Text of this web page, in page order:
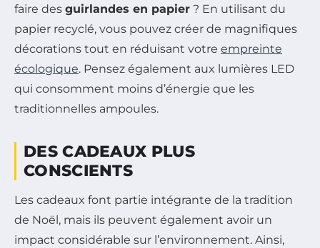
faire des guirlandes en papier ? En utilisant du
papier recyclé, vous pouvez créer de magnifiques
décorations tout en réduisant votre empreinte
écologique. Pensez également aux lumières LED
qui consomment moins d’énergie que les
traditionnelles ampoules.
DES CADEAUX PLUS
CONSCIENTS
Les cadeaux font partie intégrante de la tradition
de Noël, mais ils peuvent également avoir un
impact considérable sur l’environnement. Ainsi,